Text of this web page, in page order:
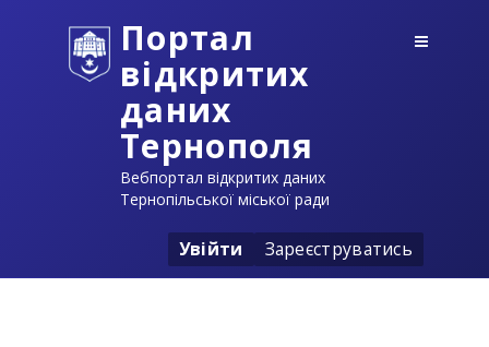
Портал
відкритих
даних
Тернополя
Вебпортал відкритих даних
Тернопільської міської ради
Увійти Зареєструватись